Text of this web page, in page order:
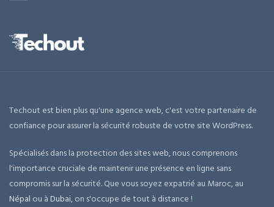
Techout est bien plus qu'une agence web, c'est votre partenaire de
confiance pour assurer la sécurité robuste de votre site WordPress.
Spécialisés dans la protection des sites web, nous comprenons
l'importance cruciale de maintenir une présence en ligne sans
compromis sur la sécurité. Que vous soyez expatrié au Maroc, au
Népal ou àDubai, on s'occupe de tout à distance !